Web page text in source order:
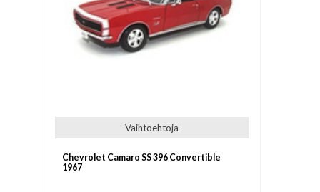
Vaihtoehtoja
Chevrolet Camaro SS 396 Convertible
1967